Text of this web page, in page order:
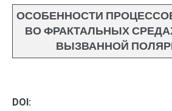
ОСОБЕННОСТИ
ВО ФРАКТАЛЬНЫХ
ВЫЗВАННОЙ
DOI: